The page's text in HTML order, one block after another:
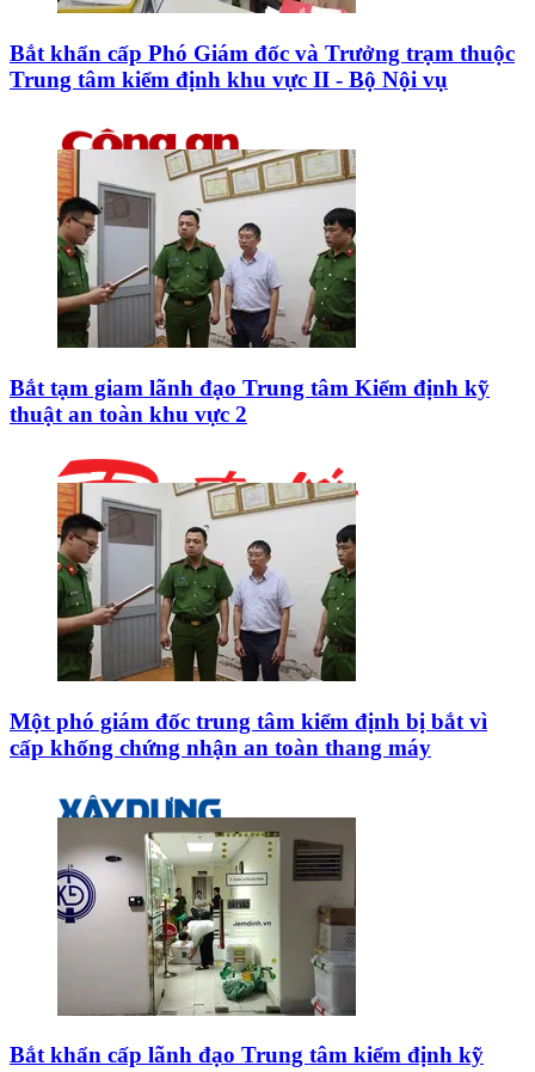
Bắt khẩn cấp Phó Giám đốc và Trưởng trạm thuộc
Trung tâm kiểm định khu vực II - Bộ Nội vụ
Bắt tạm giam lãnh đạo Trung tâm Kiểm định kỹ
thuật an toàn khu vực 2
Một phó giám đốc trung tâm kiểm định bị bắt vì
cấp khống chứng nhận an toàn thang máy
Bắt khẩn cấp lãnh đạo Trung tâm kiểm định kỹ